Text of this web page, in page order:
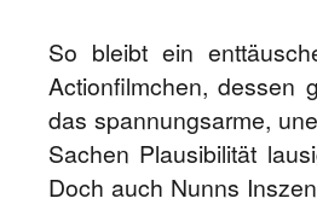
So bleibt ein
Actionfilmchen, dessen
das spannungsarme,
Sachen Plausibilität
Doch auch Nunns